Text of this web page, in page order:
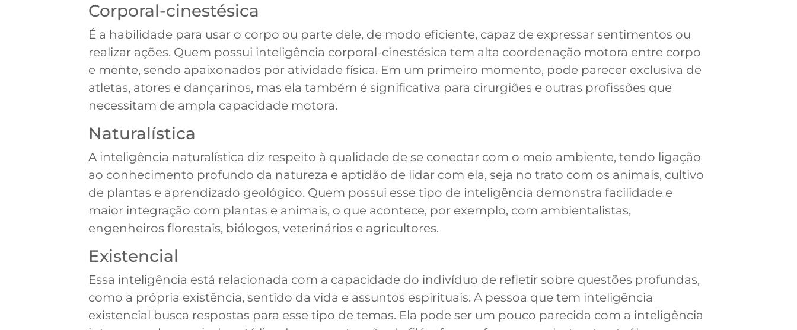
Corporal-cinestésica
É a habilidade para usar o corpo ou parte dele, de modo eficiente, capaz de expressar sentimentos ou
realizar ações. Quem possui inteligência corporal-cinestésica tem alta coordenação motora entre corpo
e mente, sendo apaixonados por atividade física. Em um primeiro momento, pode parecer exclusiva de
atletas, atores e dançarinos, mas ela também é significativa para cirurgiões e outras profissões que
necessitam de ampla capacidade motora.
Naturalística
A inteligência naturalística diz respeito à qualidade de se conectar com o meio ambiente, tendo ligação
ao conhecimento profundo da natureza e aptidão de lidar com ela, seja no trato com os animais, cultivo
de plantas e aprendizado geológico. Quem possui esse tipo de inteligência demonstra facilidade e
maior integração com plantas e animais, o que acontece, por exemplo, com ambientalistas,
engenheiros florestais, biólogos, veterinários e agricultores.
Existencial
Essa inteligência está relacionada com a capacidade do indivíduo de refletir sobre questões profundas,
como a própria existência, sentido da vida e assuntos espirituais. A pessoa que tem inteligência
existencial busca respostas para esse tipo de temas. Ela pode ser um pouco parecida com a inteligência